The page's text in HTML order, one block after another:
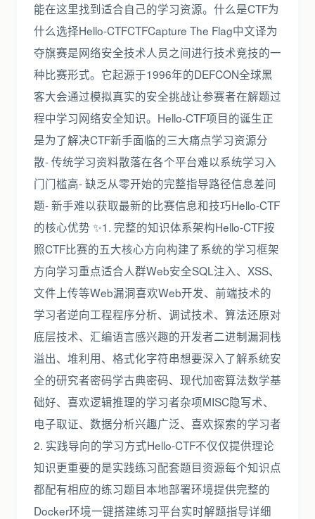
能在这里找到适合自己的学习资源。什么是CTF为
什么选择Hello-CTFCTFCapture The Flag中文译为
夺旗赛是网络安全技术人员之间进行技术竞技的一
种比赛形式。它起源于1996年的DEFCON全球黑
客大会通过模拟真实的安全挑战让参赛者在解题过
程中学习网络安全知识。Hello-CTF项目的诞生正
是为了解决CTF新手面临的三大痛点学习资源分
散- 传统学习资料散落在各个平台难以系统学习入
门门槛高- 缺乏从零开始的完整指导路径信息差问
题- 新手难以获取最新的比赛信息和技巧Hello-CTF
的核心优势 ✨1. 完整的知识体系架构Hello-CTF按
照CTF比赛的五大核心方向构建了系统的学习框架
方向学习重点适合人群Web安全SQL注入、XSS、
文件上传等Web漏洞喜欢Web开发、前端技术的
学习者逆向工程程序分析、调试技术、算法还原对
底层技术、汇编语言感兴趣的开发者二进制漏洞栈
溢出、堆利用、格式化字符串想要深入了解系统安
全的研究者密码学古典密码、现代加密算法数学基
础好、喜欢逻辑推理的学习者杂项MISC隐写术、
电子取证、数据分析兴趣广泛、喜欢探索的学习者
2. 实践导向的学习方式Hello-CTF不仅仅提供理论
知识更重要的是实践练习配套题目资源每个知识点
都配有相应的练习题目本地部署环境提供完整的
Docker环境一键搭建练习平台实时解题指导详细